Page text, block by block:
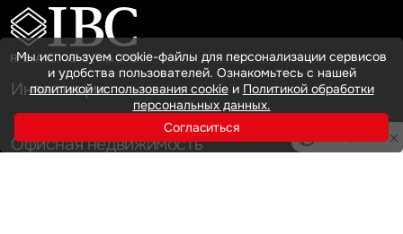
Инвестиции
Офисная недвижимость
Мы используем cookie-файлы для персонализации сервисов
и удобства пользователей. Ознакомьтесь с нашей
политикой использования cookieи Политикой обработки
персональных данных.
Согласиться